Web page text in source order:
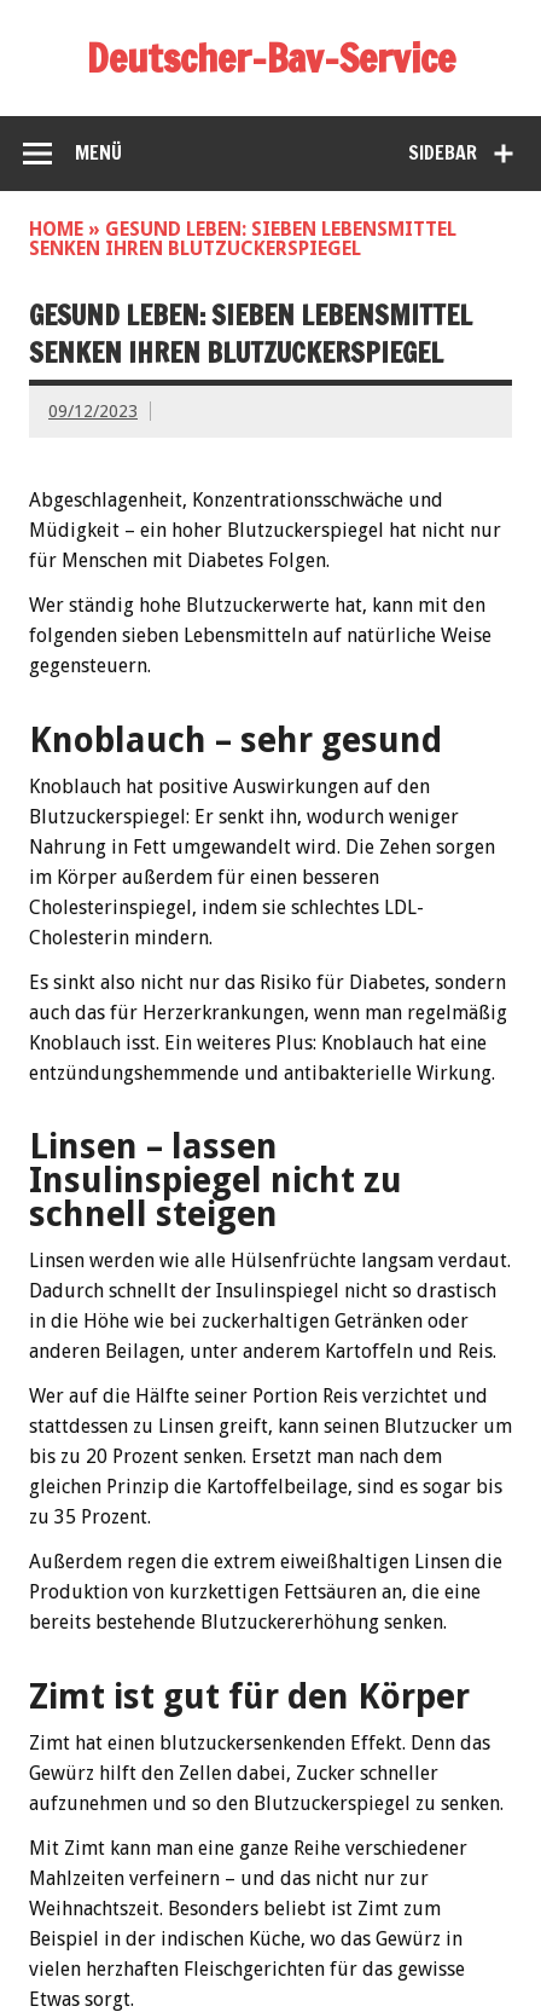
Deutscher-Bav-Service
SIDEBAR
MENÜ
HOME » GESUND LEBEN: SIEBEN LEBENSMITTEL
SENKEN IHREN BLUTZUCKERSPIEGEL
GESUND LEBEN: SIEBEN LEBENSMITTEL
SENKEN IHREN BLUTZUCKERSPIEGEL
09/12/2023
Abgeschlagenheit, Konzentrationsschwäche und
Müdigkeit – ein hoher Blutzuckerspiegel hat nicht nur
für Menschen mit Diabetes Folgen.
Wer ständig hohe Blutzuckerwerte hat, kann mit den
folgenden sieben Lebensmitteln auf natürliche Weise
gegensteuern.
Knoblauch – sehr gesund
Knoblauch hat positive Auswirkungen auf den
Blutzuckerspiegel: Er senkt ihn, wodurch weniger
Nahrung in Fett umgewandelt wird. Die Zehen sorgen
im Körper außerdem für einen besseren
Cholesterinspiegel, indem sie schlechtes LDL-
Cholesterin mindern.
Es sinkt also nicht nur das Risiko für Diabetes, sondern
auch das für Herzerkrankungen, wenn man regelmäßig
Knoblauch isst. Ein weiteres Plus: Knoblauch hat eine
entzündungshemmende und antibakterielle Wirkung.
Linsen – lassen
Insulinspiegel nicht zu
schnell steigen
Linsen werden wie alle Hülsenfrüchte langsam verdaut.
Dadurch schnellt der Insulinspiegel nicht so drastisch
in die Höhe wie bei zuckerhaltigen Getränken oder
anderen Beilagen, unter anderem Kartoffeln und Reis.
Wer auf die Hälfte seiner Portion Reis verzichtet und
stattdessen zu Linsen greift, kann seinen Blutzucker um
bis zu 20 Prozent senken. Ersetzt man nach dem
gleichen Prinzip die Kartoffelbeilage, sind es sogar bis
zu 35 Prozent.
Außerdem regen die extrem eiweißhaltigen Linsen die
Produktion von kurzkettigen Fettsäuren an, die eine
bereits bestehende Blutzuckererhöhung senken.
Zimt ist gut für den Körper
Zimt hat einen blutzuckersenkenden Effekt. Denn das
Gewürz hilft den Zellen dabei, Zucker schneller
aufzunehmen und so den Blutzuckerspiegel zu senken.
Mit Zimt kann man eine ganze Reihe verschiedener
Mahlzeiten verfeinern – und das nicht nur zur
Weihnachtszeit. Besonders beliebt ist Zimt zum
Beispiel in der indischen Küche, wo das Gewürz in
vielen herzhaften Fleischgerichten für das gewisse
Etwas sorgt.